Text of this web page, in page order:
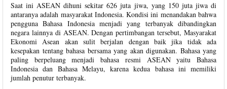
Saat ini ASEAN dihuni sekitar 626 juta jiwa, yang 150 juta jiwa di
antaranya adalah masyarakat Indonesia. Kondisi ini menandakan bahwa
pengguna Bahasa Indonesia menjadi yang terbanyak dibandingkan
negara lainnya di ASEAN. Dengan pertimbangan tersebut, Masyarakat
Ekonomi Asean akan sulit berjalan dengan baik jika tidak ada
kesepakan tentang bahasa bersama yang akan digunakan. Bahasa yang
paling berpeluang menjadi bahasa resmi ASEAN yaitu Bahasa
Indonesia dan Bahasa Melayu, karena kedua bahasa ini memiliki
jumlah penutur terbanyak.